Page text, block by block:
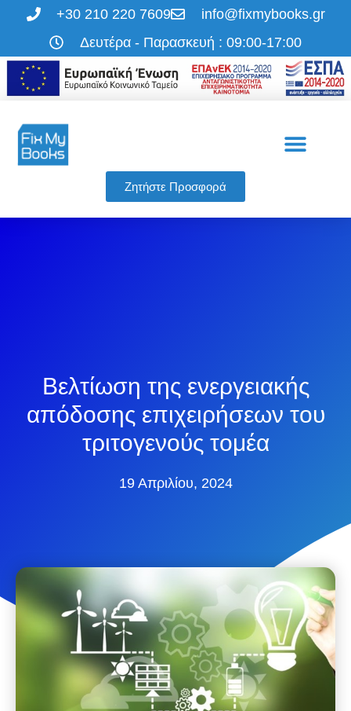
+30 210 220 7609
info@fixmybooks.gr
Δευτέρα - Παρασκευή : 09:00-17:00
Ζητήστε Προσφορά
Βελτίωση της ενεργειακής
απόδοσης επιχειρήσεων του
τριτογενούς τομέα
19 Απριλίου, 2024